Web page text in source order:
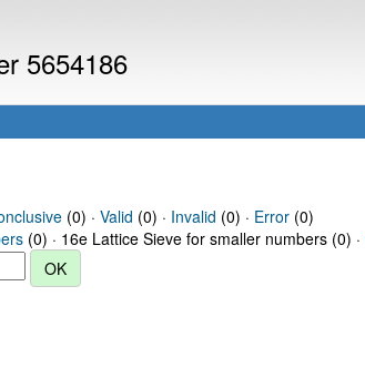
5654186
(0) · Valid (0) · Invalid (0) · Error(0)
(0) · 16e Lattice Sieve for smaller numbers (0) ·